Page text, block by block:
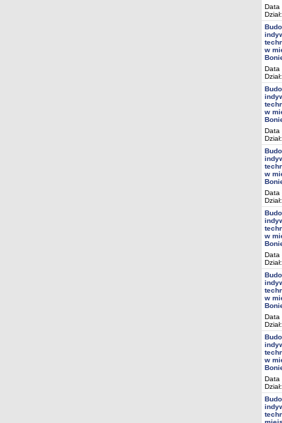
Data
Dział:
w
Data
Dział:
w
Data
Dział:
w
Data
Dział:
w
Data
Dział:
w
Data
Dział:
w
Data
Dział: